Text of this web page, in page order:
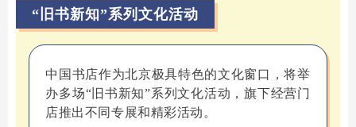
“旧书新知”系列文化活动
中国书店作为北京极具特色的文化窗口，将举
办多场“旧书新知”系列文化活动，旗下经营门
店推出不同专展和精彩活动。